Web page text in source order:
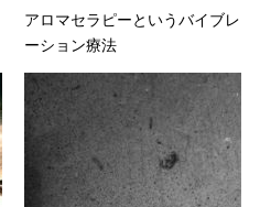
アロマセラピーというバイブレ
ーション療法